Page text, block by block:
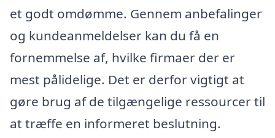
et godt omdømme. Gennem anbefalinger
og kundeanmeldelser kan du få en
fornemmelse af, hvilke firmaer der er
mest pålidelige. Det er derfor vigtigt at
gøre brug af de tilgængelige ressourcer til
at træffe en informeret beslutning.